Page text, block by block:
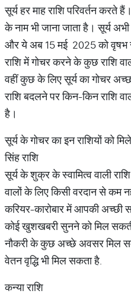
सूर्य हर माह राशि परिवर्तन करते
के नाम भी जाना जाता है। सूर्य
और ये अब 15 मई 2025 को वृषभ
राशि में गोचर करने के कुछ राशि
वहीं कुछ के लिए सूर्य का गोचर
राशि बदलने पर किन-किन राशि
है।
सूर्य के गोचर का इन राशियों को
सिंह राशि
सूर्य के शुक्र के स्वामित्व वाली
वालों के लिए किसी वरदान से कम
करियर-कारोबार में आपकी अच्छी
कोई खुशखबरी सुनने को मिल
नौकरी के कुछ अच्छे अवसर मिल
वेतन वृद्धि भी मिल सकता है.
कन्या राशि